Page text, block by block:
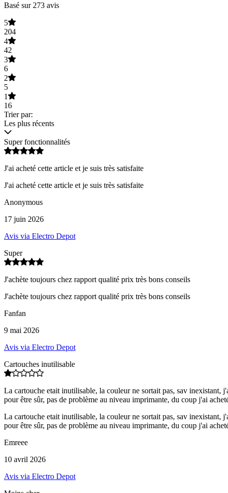
Basé sur 273 avis
5
204
4
42
3
6
2
5
1
16
Trier par:
Les plus récents
Super fonctionnalités
J'ai acheté cette article et je suis très satisfaite
J'ai acheté cette article et je suis très satisfaite
Anonymous
17 juin 2026
Avis via Electro Depot
Super
J'achète toujours chez rapport qualité prix très bons conseils
J'achète toujours chez rapport qualité prix très bons conseils
Fanfan
9 mai 2026
Avis via Electro Depot
Cartouches inutilisable
La cartouche etait inutilisable, la couleur ne sortait pas, sav
pour être sûr, pas de problème au niveau imprimante, du coup j'ai
La cartouche etait inutilisable, la couleur ne sortait pas, sav
pour être sûr, pas de problème au niveau imprimante, du coup j'ai
Emreee
10 avril 2026
Avis via Electro Depot